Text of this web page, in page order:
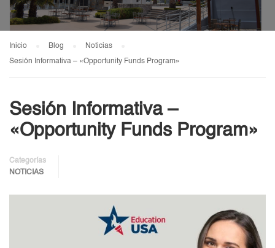
Inicio Blog Noticias
Sesión Informativa – «Opportunity Funds Program»
Sesión Informativa –
«Opportunity Funds Program»
Categorías
NOTICIAS